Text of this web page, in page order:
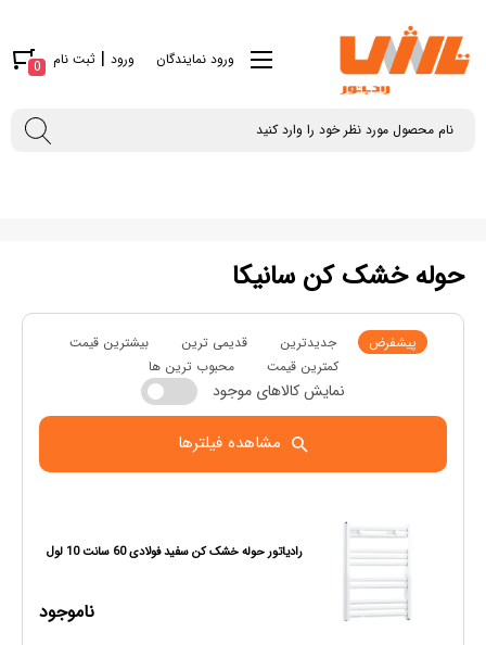
ورود نمایندگان ورود | ثبت نام 0
حوله خشک کن سانیکا
پیشفرض جدیدترین قدیمی ترین
بیشترین قیمت
کمترین قیمت
محبوب ترین ها
نمایش کالاهای موجود
مشاهده فیلترها
رادیاتور حوله خشک کن سفید فولادی 60 سانت 10 لول
ناموجود